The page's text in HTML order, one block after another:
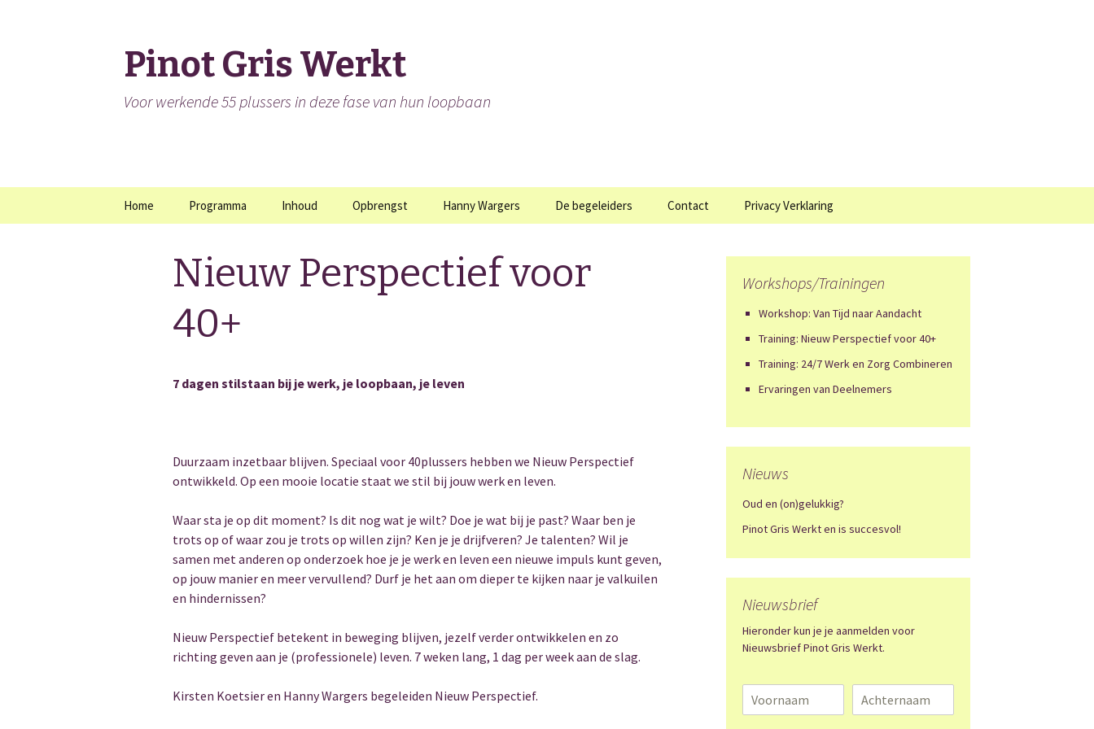
Pinot Gris Werkt
Voor werkende 55 plussers in deze fase van hun loopbaan
Home Programma Inhoud Opbrengst Hanny Wargers De begeleiders Contact Privacy Verklaring
Nieuw Perspectief voor
40+
7 dagen stilstaan bij je werk, je loopbaan, je leven
Duurzaam inzetbaar blijven. Speciaal voor 40plussers hebben we Nieuw Perspectief
ontwikkeld. Op een mooie locatie staat we stil bij jouw werk en leven.
Waar sta je op dit moment? Is dit nog wat je wilt? Doe je wat bij je past? Waar ben je
trots op of waar zou je trots op willen zijn? Ken je je drijfveren? Je talenten? Wil je
samen met anderen op onderzoek hoe je je werk en leven een nieuwe impuls kunt geven,
op jouw manier en meer vervullend? Durf je het aan om dieper te kijken naar je valkuilen
en hindernissen?
Nieuw Perspectief betekent in beweging blijven, jezelf verder ontwikkelen en zo
richting geven aan je (professionele) leven. 7 weken lang, 1 dag per week aan de slag.
Kirsten Koetsier en Hanny Wargers begeleiden Nieuw Perspectief.
Workshops/Trainingen
Workshop: Van Tijd naar Aandacht
Training: Nieuw Perspectief voor 40+
Training: 24/7 Werk en Zorg Combineren
Ervaringen van Deelnemers
Nieuws
Oud en (on)gelukkig?
Pinot Gris Werkt en is succesvol!
Nieuwsbrief
Hieronder kun je je aanmelden voor
Nieuwsbrief Pinot Gris Werkt.